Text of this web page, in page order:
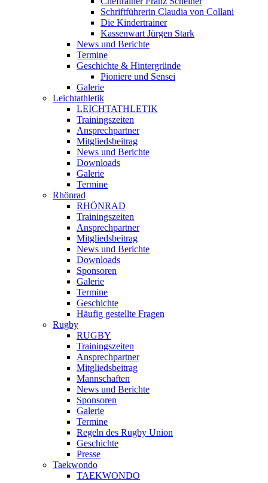
Schriftführerin Claudia von Collani
Die Kindertrainer
Kassenwart Jürgen Stark
News und Berichte
Termine
Geschichte & Hintergründe
Pioniere und Sensei
Galerie
Leichtathletik
LEICHTATHLETIK
Trainingszeiten
Ansprechpartner
Mitgliedsbeitrag
News und Berichte
Downloads
Galerie
Termine
Rhönrad
RHÖNRAD
Trainingszeiten
Ansprechpartner
Mitgliedsbeitrag
News und Berichte
Downloads
Sponsoren
Galerie
Termine
Geschichte
Häufig gestellte Fragen
Rugby
RUGBY
Trainingszeiten
Ansprechpartner
Mitgliedsbeitrag
Mannschaften
News und Berichte
Sponsoren
Galerie
Termine
Regeln des Rugby Union
Geschichte
Presse
Taekwondo
TAEKWONDO